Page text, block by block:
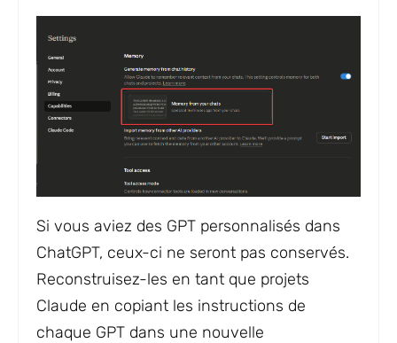
Si vous aviez des GPT personnalisés dans
ChatGPT, ceux-ci ne seront pas conservés.
Reconstruisez-les en tant que projets
Claude en copiant les instructions de
chaque GPT dans une nouvelle